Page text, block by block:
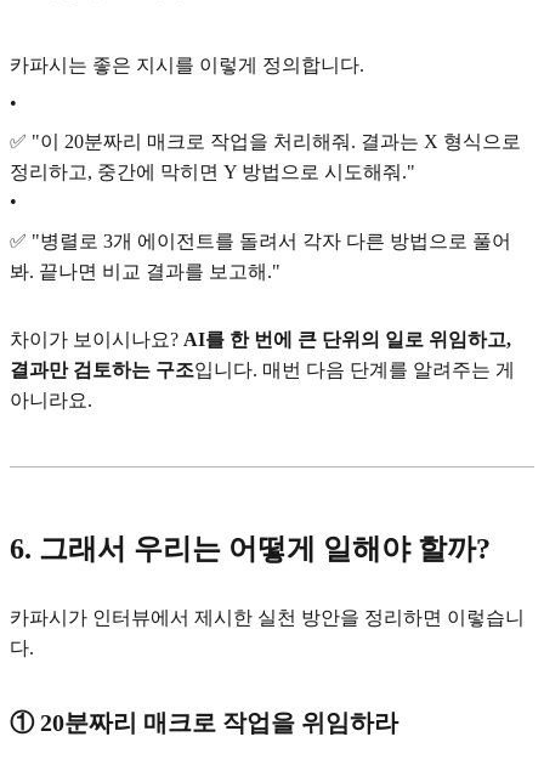
카파시는 좋은 지시를 이렇게 정의합니다.
•
✅ "이 20분짜리 매크로 작업을 처리해줘. 결과는 X 형식으로
정리하고, 중간에 막히면 Y 방법으로 시도해줘."
•
✅ "병렬로 3개 에이전트를 돌려서 각자 다른 방법으로 풀어
봐. 끝나면 비교 결과를 보고해."
차이가 보이시나요? AI를 한 번에 큰 단위의 일로 위임하고,
결과만 검토하는 구조입니다. 매번 다음 단계를 알려주는 게
아니라요.
6. 그래서 우리는 어떻게 일해야 할까?
카파시가 인터뷰에서 제시한 실천 방안을 정리하면 이렇습니
다.
① 20분짜리 매크로 작업을 위임하라